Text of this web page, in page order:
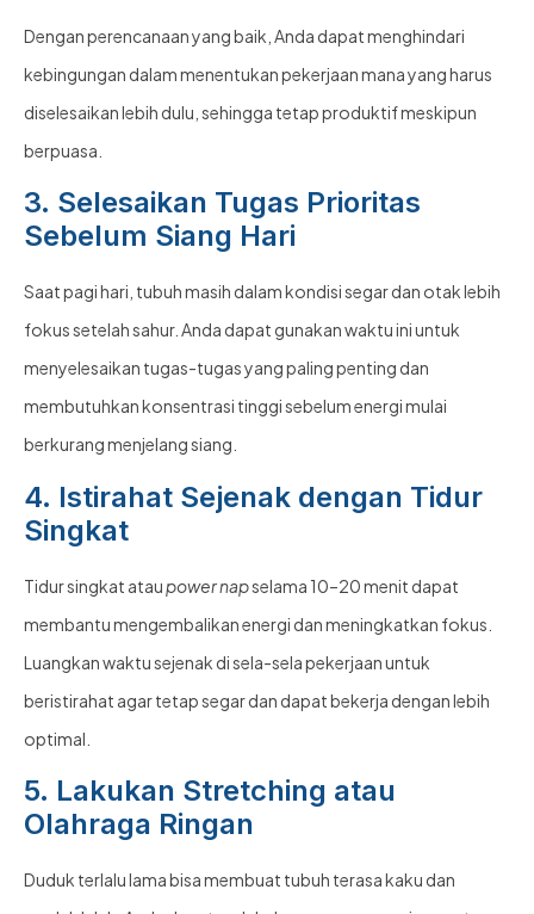
Dengan perencanaan yang baik, Anda dapat menghindari
kebingungan dalam menentukan pekerjaan mana yang harus
diselesaikan lebih dulu, sehingga tetap produktif meskipun
berpuasa.
3. Selesaikan Tugas Prioritas
Sebelum Siang Hari
Saat pagi hari, tubuh masih dalam kondisi segar dan otak lebih
fokus setelah sahur. Anda dapat gunakan waktu ini untuk
menyelesaikan tugas-tugas yang paling penting dan
membutuhkan konsentrasi tinggi sebelum energi mulai
berkurang menjelang siang.
4. Istirahat Sejenak dengan Tidur
Singkat
Tidur singkat ataupower napselama 10–20 menit dapat
membantu mengembalikan energi dan meningkatkan fokus.
Luangkan waktu sejenak di sela-sela pekerjaan untuk
beristirahat agar tetap segar dan dapat bekerja dengan lebih
optimal.
5. Lakukan Stretching atau
Olahraga Ringan
Duduk terlalu lama bisa membuat tubuh terasa kaku dan